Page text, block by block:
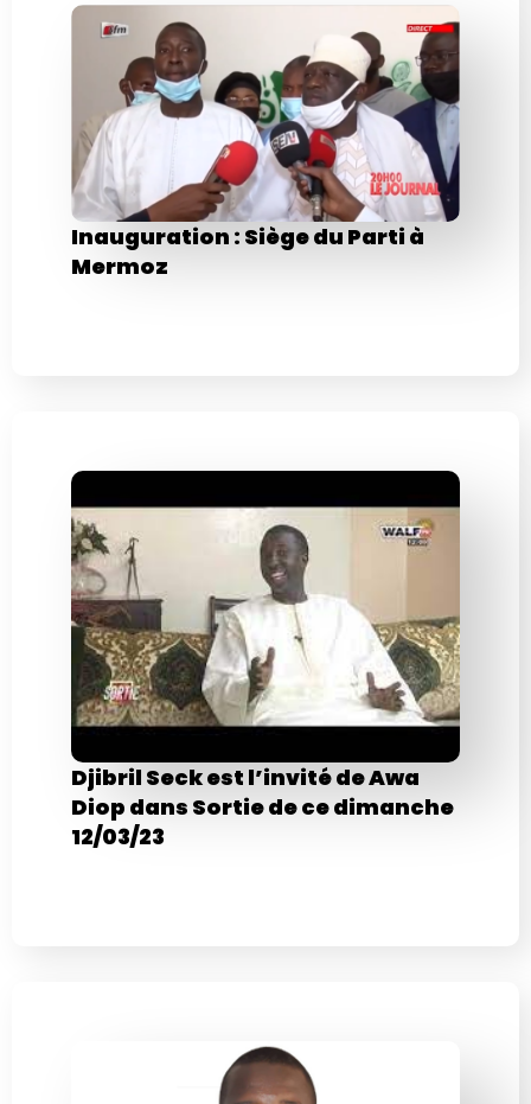
Inauguration : Siège du Parti à
Mermoz
Djibril Seck est l’invité de Awa
Diop dans Sortie de ce dimanche
12/03/23